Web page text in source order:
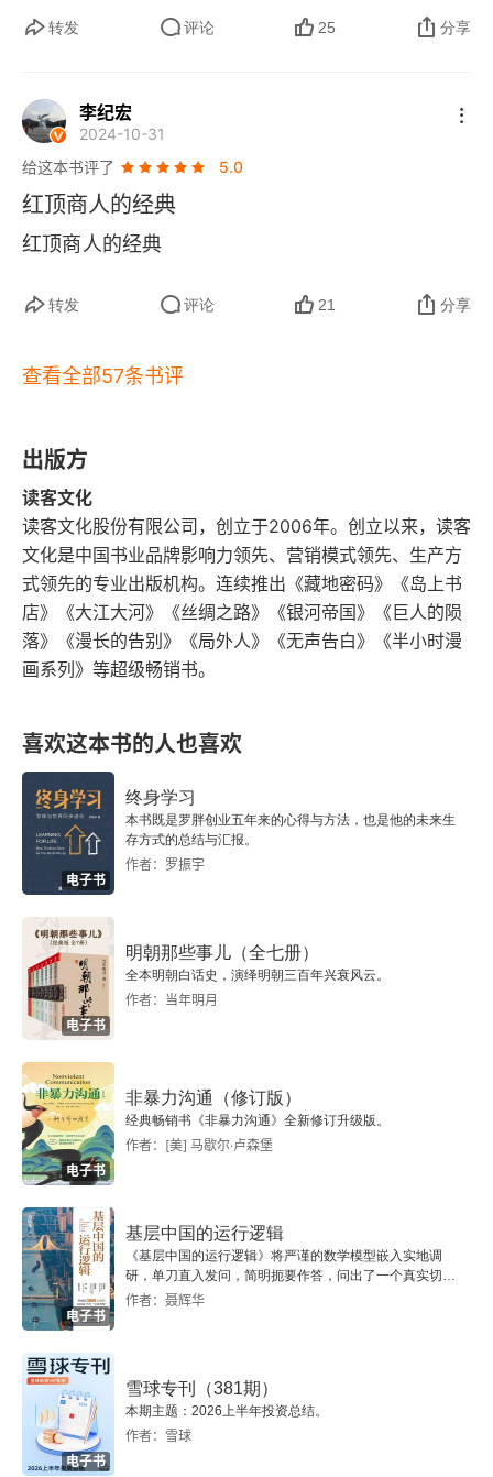
第六章
第八章
第九章
高阳版《胡雪岩全传》 4
版权信息
第三章
第四章
第五章
第六章
第七章
高阳版《胡雪岩全传》 5
版权信息
前记
第一章 出将入相
第二章 深宫疑云
第三章 元宝街
第四章 美人计
第五章 螺蛳太太
第七章 帮夫运
第八章 寿域宏开
第九章 千丝万缕
第十章 力争上游
第十一章 移花接木
转发 评论 25 分享
李纪宏
2024-10-31
给这本书评了
5.0
红顶商人的经典
红顶商人的经典
转发 评论 21 分享
查看全部57条书评
出版方
读客文化
读客文化股份有限公司，创立于2006年。创立以来，读客
文化是中国书业品牌影响力领先、营销模式领先、生产方
式领先的专业出版机构。连续推出《藏地密码》《岛上书
店》《大江大河》《丝绸之路》《银河帝国》《巨人的陨
落》《漫长的告别》《局外人》《无声告白》《半小时漫
画系列》等超级畅销书。
喜欢这本书的人也喜欢
电子书
终身学习
本书既是罗胖创业五年来的心得与方法，也是他的未来生
存方式的总结与汇报。
作者：罗振宇
电子书
明朝那些事儿（全七册）
全本明朝白话史，演绎明朝三百年兴衰风云。
作者：当年明月
电子书
非暴力沟通（修订版）
经典畅销书《非暴力沟通》全新修订升级版。
作者：[美] 马歇尔·卢森堡
电子书
基层中国的运行逻辑
《基层中国的运行逻辑》将严谨的数学模型嵌入实地调
研，单刀直入发问，简明扼要作答，问出了一个真实切近
的基层中国。
作者：聂辉华
电子书
雪球专刊（381期）
本期主题：2026上半年投资总结。
作者：雪球